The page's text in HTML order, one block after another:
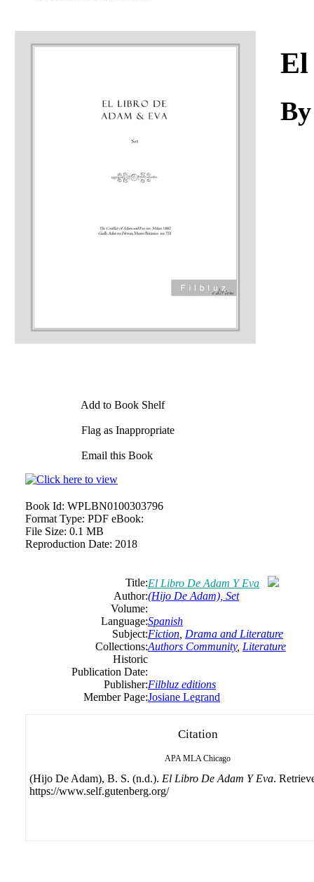
Download
Add to Book Shelf
Flag as Inappropriate
Email this Book
El
Book Id: WPLBN0100303796
Format Type: PDF eBook:
File Size: 0.1 MB
Reproduction Date: 2018
Title:El Libro De Adam Y Eva
Author:(Hijo De Adam), Set
Volume:
Language:Spanish
Subject:Fiction Drama and Literature
Collections:Authors Community, Literature
Historic
Publication Date:
Publisher:Filbluz editions
Member Page:Josiane Legrand
Citation
APA MLA Chicago
(Hijo De Adam), B. S. (n.d.). El Libro De Adam Y Eva.
https://www.self.gutenberg.org/